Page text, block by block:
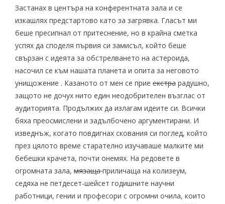
Застанах в центъра на конферентната зала и се
изкашлях предстартово като за загрявка. Гласът ми
беше пресипнал от притеснение, но в крайна сметка
успях да споделя първия си замисъл, който беше
свързан с идеята за обстрелването на астероида,
насочил се към нашата планета и опита за неговото
унищожение . Казаното от мен се прие екстра радушно,
защото не дочух нито един неодобрителен възглас от
аудиторията. Продължих да излагам идеите си. Всички
бяха преосмислени и задълбочено аргументирани. И
изведнъж, когато повдигнах скования си поглед, който
през цялото време старателно изучаваше малките ми
бебешки крачета, почти онемях. На редовете в
огромната зала, мязащаприличаща на колизеум,
седяха не петдесет-шейсет годишните научни
работници, гении и професори с огромни очила, които